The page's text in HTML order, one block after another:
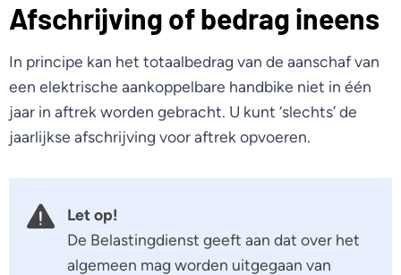
Afschrijving of bedrag ineens
In principe kan het totaalbedrag van de aanschaf van
een elektrische aankoppelbare handbike niet in één
jaar in aftrek worden gebracht. U kunt ‘slechts’ de
jaarlijkse afschrijving voor aftrek opvoeren.
Let op!
De Belastingdienst geeft aan dat over het
algemeen mag worden uitgegaan van